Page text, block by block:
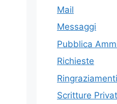
Mail
Messaggi
Pubblica
Richieste
Ringraziamenti
Scritture